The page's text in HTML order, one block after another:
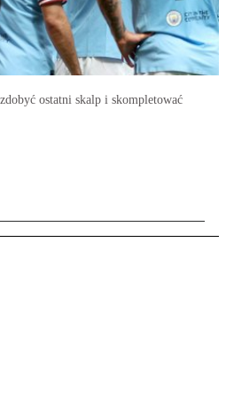
ostatni skalp i skompletować